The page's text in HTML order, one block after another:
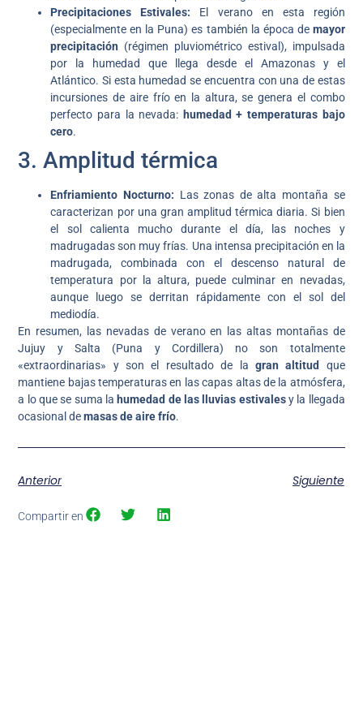
Precipitaciones Estivales: El verano en esta región
(especialmente en la Puna) es también la época de mayor
precipitación (régimen pluviométrico estival), impulsada
por la humedad que llega desde el Amazonas y el
Atlántico. Si esta humedad se encuentra con una de estas
incursiones de aire frío en la altura, se genera el combo
perfecto para la nevada: humedad + temperaturas bajo
cero.
3. Amplitud térmica
Enfriamiento Nocturno: Las zonas de alta montaña se
caracterizan por una gran amplitud térmica diaria. Si bien
el sol calienta mucho durante el día, las noches y
madrugadas son muy frías. Una intensa precipitación en la
madrugada, combinada con el descenso natural de
temperatura por la altura, puede culminar en nevadas,
aunque luego se derritan rápidamente con el sol del
mediodía.
En resumen, las nevadas de verano en las altas montañas de
Jujuy y Salta (Puna y Cordillera) no son totalmente
«extraordinarias» y son el resultado de la gran altitud
que
mantiene bajas temperaturas en las capas altas de la atmósfera,
a lo que se suma la humedad de las lluvias estivalesy la llegada
ocasional demasas de aire frío.
Anterior Siguiente
Compartir en